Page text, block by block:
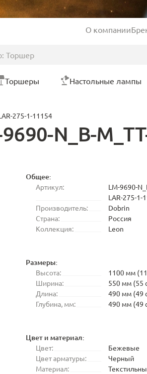
О компании
Торшеры Настольные лампы
275-1-11154
N_B-
Общее:
Артикул:
LM-9690-
LAR-275-1-
Производитель:
Dobrin
Страна:
Россия
Коллекция:
Leon
Размеры:
Высота:
1100 мм
Ширина:
550 мм (55
Длина:
490 мм (49
Глубина, мм:
490 мм (49
Цвет и материал:
Цвет:
Бежевые
Цвет арматуры:
Черный
Материал: